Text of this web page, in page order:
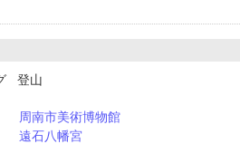
登山
周南市美術博物館
遠石八幡宮